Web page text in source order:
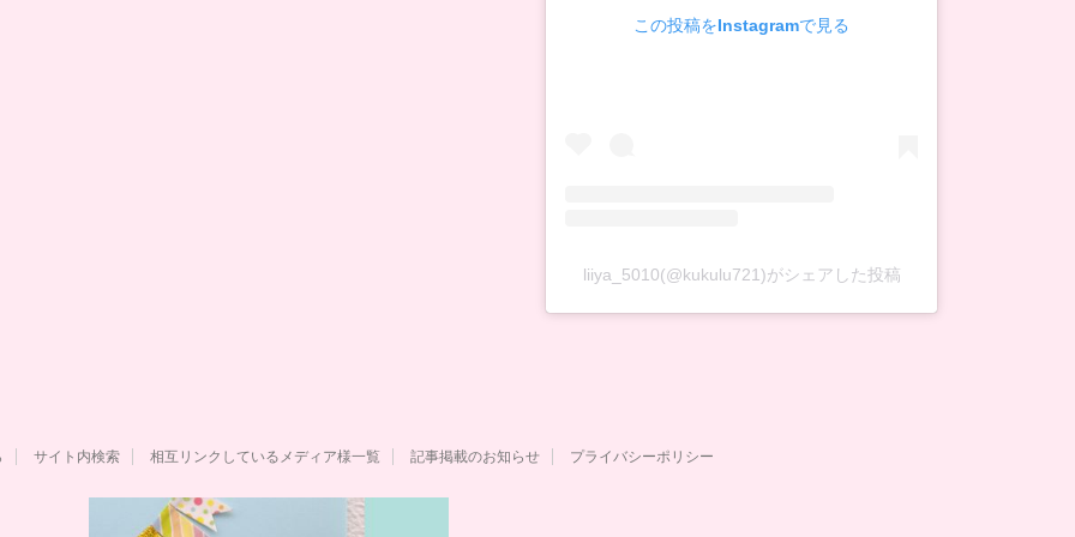
この投稿をInstagramで見る
liiya_5010(@kukulu721)がシェアした投稿
サイト内検索 相互リンクしているメディア様一覧 記事掲載のお知らせ プライバシーポリシー